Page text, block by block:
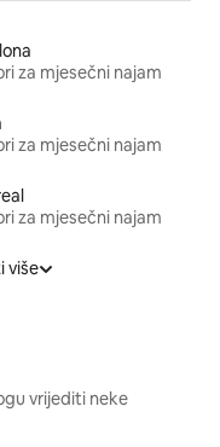
za mjesečni najam
za mjesečni najam
za mjesečni najam
više
vrijediti neke